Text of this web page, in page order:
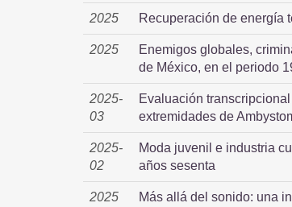
2025 Recuperación de energía
2025
Enemigos globales,
de México, en el periodo
2025-
03
Evaluación
extremidades de
2025-
02
Moda juvenil e industria
años sesenta
2025
Más allá del sonido: una